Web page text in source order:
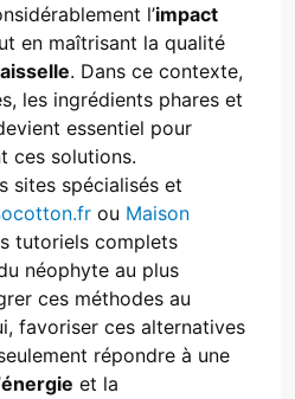
l’impact
en maîtrisant la qualité
. Dans ce contexte,
les ingrédients phares et
essentiel pour
ces solutions.
sites spécialisés et
ou Maison
tutoriels complets
néophyte au plus
ces méthodes au
favoriser ces alternatives
répondre à une
énergie et la